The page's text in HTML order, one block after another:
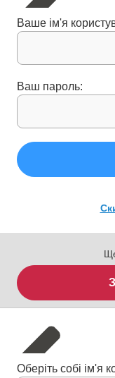
Ваше ім'я
Ваш пароль:
Оберіть собі ім'я